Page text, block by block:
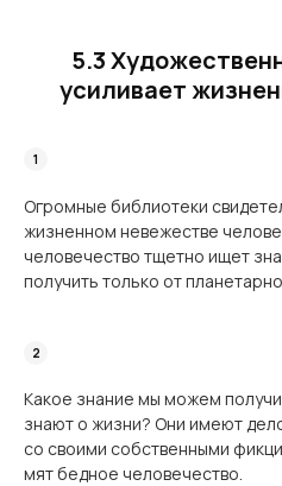
5.3
усиливает
Огромные библиотеки
жизненном невежестве
человечество тщетно ищет
получить только от
Какое знание мы можем
знают о жизни? Они имеют
со своими собственными
мят бедное человечество.